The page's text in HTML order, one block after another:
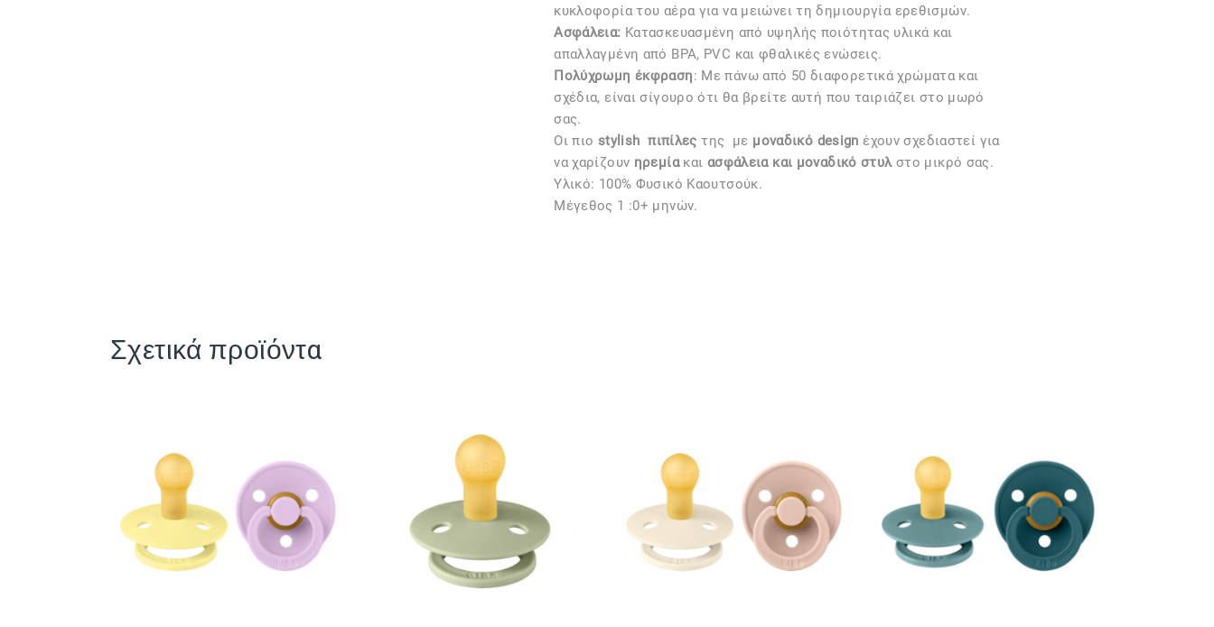
κυκλοφορία του αέρα για να μειώνει τη δημιουργία ερεθισμών.
Ασφάλεια: Kατασκευασμένη από υψηλής ποιότητας υλικά και
απαλλαγμένη από BPA, PVC και φθαλικές ενώσεις.
Πολύχρωμη έκφραση: Με πάνω από 50 διαφορετικά χρώματα και
σχέδια, είναι σίγουρο ότι θα βρείτε αυτή που ταιριάζει στο μωρό
σας.
Οι πιο stylish πιπίλες της με μοναδικό design έχουν σχεδιαστεί για
να χαρίζουν ηρεμίακαι ασφάλεια και μοναδικό στυλστο μικρό σας.
Υλικό: 100% Φυσικό Καουτσούκ.
Μέγεθος 1 :0+ μηνών.
Σχετικά προϊόντα